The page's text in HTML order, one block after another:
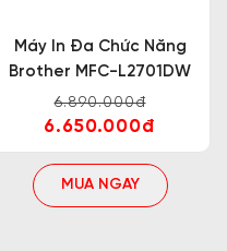
Máy In Đa Chức Năng
Brother MFC-L2701DW
6.890.000đ
6.650.000đ
MUA NGAY